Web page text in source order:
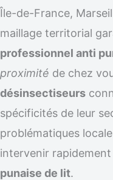
Île-de-France,
maillage territorial
professionnel anti
proximité de chez
désinsectiseurs
spécificités de leur
problématiques
intervenir
punaise de lit.